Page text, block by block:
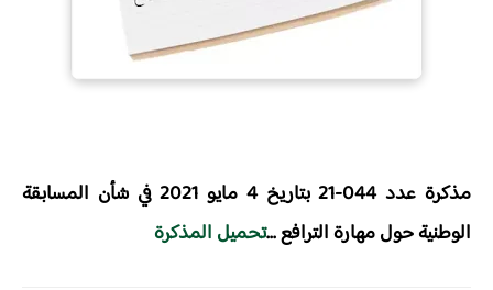
مذكرة عدد 044-21 بتاريخ 4 مايو 2021 في شأن المسابقة
الوطنية حول مهارة الترافع ...تحميل المذكرة